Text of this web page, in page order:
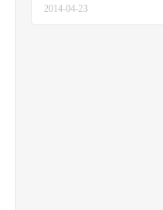
2014-04-23